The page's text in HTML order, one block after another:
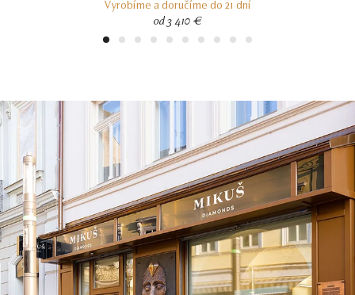
Vyrobíme a doručíme do 21 dní
od 3 410 €
1 2 3 4 5 6 7 8 9 10